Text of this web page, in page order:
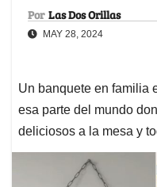
Por Las Dos Orillas
MAY 28, 2024
Un banquete en familia
esa parte del mundo
deliciosos a la mesa y